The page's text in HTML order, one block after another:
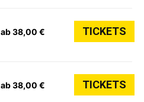
ab 38,00 € TICKETS
ab 38,00 € TICKETS